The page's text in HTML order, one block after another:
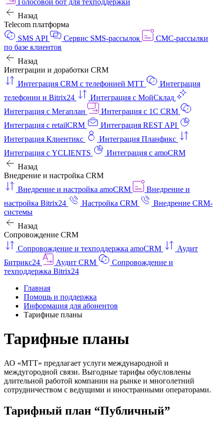
Голосовой бот для техподдержки
Назад
Telecom платформа
SMS API
Сервис SMS-рассылок
СМС-рассылки
по базе клиентов
Назад
Интеграции и доработки CRM
Интеграция CRM с телефонией МТТ
Интеграция
телефонии и Bitrix24
Интеграция с МойСклад
Интеграция с Мегаплан
Интеграция с 1C CRM
Интеграция с retailCRM
Интеграция REST API
Интеграция Клиентикс
Интеграция Планфикс
Интеграция с YCLIENTS
Интеграция с amoCRM
Назад
Внедрение и настройка CRM
Внедрение и настройка amoCRM
Внедрение и
настройка Bitrix24
Настройка CRM
Внедрение CRM-
системы
Назад
Сопровождение CRM
Сопровождение и техподдержка amoCRM
Аудит
Битрикс24
Аудит CRM
Сопровождение и
техподдержка Bitrix24
Главная
Помощь и поддержка
Информация для абонентов
Тарифные планы
Тарифные планы
АО «МТТ» предлагает услуги международной и
междугородной связи. Выгодные тарифы обусловлены
длительной работой компании на рынке и многолетний
сотрудничеством с ведущими и иностранными операторами.
Тарифный план “Публичный”